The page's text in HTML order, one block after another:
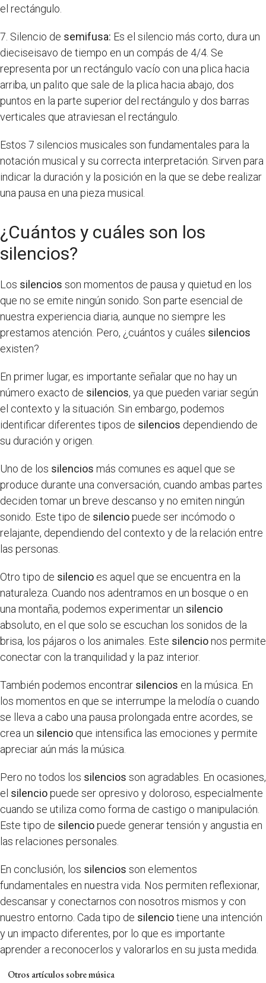
el rectángulo.
7. Silencio de semifusa: Es el silencio más corto, dura un
dieciseisavo de tiempo en un compás de 4/4. Se
representa por un rectángulo vacío con una plica hacia
arriba, un palito que sale de la plica hacia abajo, dos
puntos en la parte superior del rectángulo y dos barras
verticales que atraviesan el rectángulo.
Estos 7 silencios musicales son fundamentales para la
notación musical y su correcta interpretación. Sirven para
indicar la duración y la posición en la que se debe realizar
una pausa en una pieza musical.
¿Cuántos y cuáles son los
silencios?
Los silencios son momentos de pausa y quietud en los
que no se emite ningún sonido. Son parte esencial de
nuestra experiencia diaria, aunque no siempre les
prestamos atención. Pero, ¿cuántos y cuáles silencios
existen?
En primer lugar, es importante señalar que no hay un
número exacto de silencios, ya que pueden variar según
el contexto y la situación. Sin embargo, podemos
identificar diferentes tipos de silencios dependiendo de
su duración y origen.
Uno de los silencios más comunes es aquel que se
produce durante una conversación, cuando ambas partes
deciden tomar un breve descanso y no emiten ningún
sonido. Este tipo de silenciopuede ser incómodo o
relajante, dependiendo del contexto y de la relación entre
las personas.
Otro tipo de silencio es aquel que se encuentra en la
naturaleza. Cuando nos adentramos en un bosque o en
una montaña, podemos experimentar un silencio
absoluto, en el que solo se escuchan los sonidos de la
brisa, los pájaros o los animales. Este silencionos permite
conectar con la tranquilidad y la paz interior.
También podemos encontrar silencios en la música. En
los momentos en que se interrumpe la melodía o cuando
se lleva a cabo una pausa prolongada entre acordes, se
crea un silencio que intensifica las emociones y permite
apreciar aún más la música.
Pero no todos los silencios son agradables. En ocasiones,
el silenciopuede ser opresivo y doloroso, especialmente
cuando se utiliza como forma de castigo o manipulación.
Este tipo de silenciopuede generar tensión y angustia en
las relaciones personales.
En conclusión, los silencios son elementos
fundamentales en nuestra vida. Nos permiten reflexionar,
descansar y conectarnos con nosotros mismos y con
nuestro entorno. Cada tipo de silenciotiene una intención
y un impacto diferentes, por lo que es importante
aprender a reconocerlos y valorarlos en su justa medida.
Otros artículos sobre música